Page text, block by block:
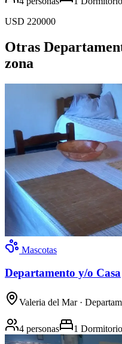
USD 220000
Otras
zona
Mascotas
Departamento y/o Casa
Valeria del Mar·
4 personas 1 Dormitorio